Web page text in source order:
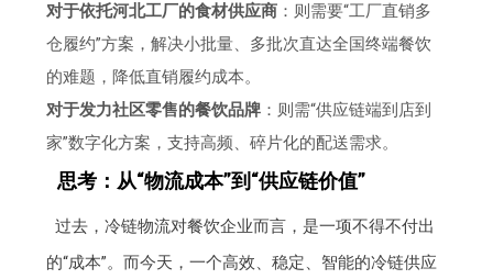
对于依托河北工厂的食材供应商 ：则需要“工厂直销多
仓履约”方案，解决小批量、多批次直达全国终端餐饮
的难题，降低直销履约成本。
对于发力社区零售的餐饮品牌 ：则需“供应链端到店到
家”数字化方案，支持高频、碎片化的配送需求。
思考：从“物流成本”到“供应链价值”
过去，冷链物流对餐饮企业而言，是一项不得不付出
的“成本”。而今天，一个高效、稳定、智能的冷链供应